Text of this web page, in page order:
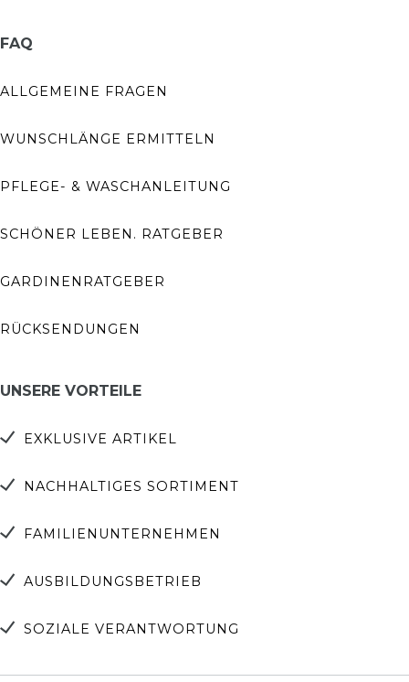
FAQ
ALLGEMEINE FRAGEN
WUNSCHLÄNGE ERMITTELN
PFLEGE- & WASCHANLEITUNG
SCHÖNER LEBEN. RATGEBER
GARDINENRATGEBER
RÜCKSENDUNGEN
UNSERE VORTEILE
EXKLUSIVE ARTIKEL
NACHHALTIGES SORTIMENT
FAMILIENUNTERNEHMEN
AUSBILDUNGSBETRIEB
SOZIALE VERANTWORTUNG